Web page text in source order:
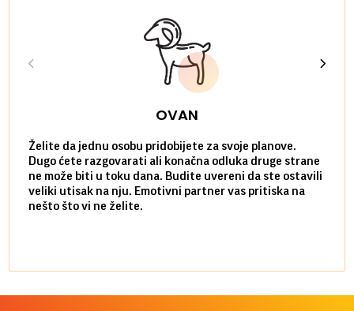
OVAN
Želite da jednu osobu pridobijete za svoje planove.
Dugo ćete razgovarati ali konačna odluka druge strane
ne može biti u toku dana. Budite uvereni da ste ostavili
veliki utisak na nju. Emotivni partner vas pritiska na
nešto što vi ne želite.